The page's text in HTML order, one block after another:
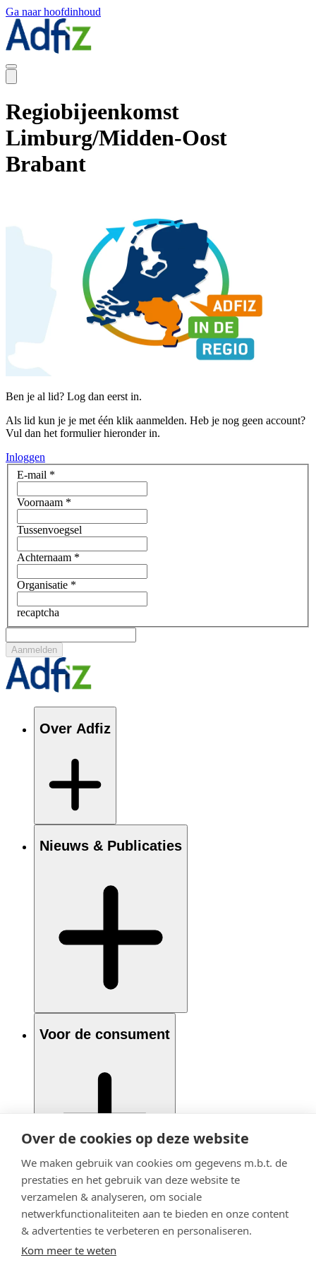
Over de cookies op deze website
We maken gebruik van cookies om gegevens m.b.t. de
prestaties en het gebruik van deze website te
verzamelen & analyseren, om sociale
netwerkfunctionaliteiten aan te bieden en onze content
& advertenties te verbeteren en personaliseren.
Kom meer te weten
Ga naar hoofdinhoud
Regiobijeenkomst
Limburg/Midden-Oost
Brabant
Ben je al lid? Log dan eerst in.
Als lid kun je je met één klik aanmelden. Heb je nog geen account?
Vul dan het formulier hieronder in.
Inloggen
E-mail *
Voornaam *
Tussenvoegsel
Achternaam *
Organisatie *
recaptcha
Over Adfiz
Nieuws & Publicaties
Voor de consument